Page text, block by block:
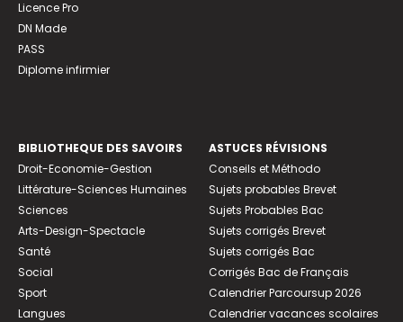
Licence Pro
DN Made
PASS
Diplome infirmier
BIBLIOTHEQUE DES SAVOIRS
Droit-Economie-Gestion
Littérature-Sciences Humaines
Sciences
Arts-Design-Spectacle
Santé
Social
Sport
Langues
ASTUCES RÉVISIONS
Conseils et Méthodo
Sujets probables Brevet
Sujets Probables Bac
Sujets corrigés Brevet
Sujets corrigés Bac
Corrigés Bac de Français
Calendrier Parcoursup 2026
Calendrier vacances scolaires